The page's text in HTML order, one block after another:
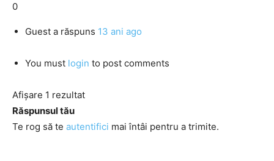
0
Guest a răspuns 13 ani ago
You must login to post comments
Afișare 1 rezultat
Răspunsul tău
Te rog să te autentifici mai întâi pentru a trimite.